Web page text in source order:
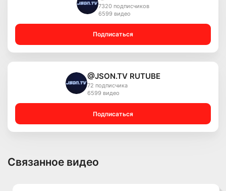
7320 подписчиков
6599 видео
Подписаться
@JSON.TV RUTUBE
72 подписчика
6599 видео
Подписаться
Связанное видео